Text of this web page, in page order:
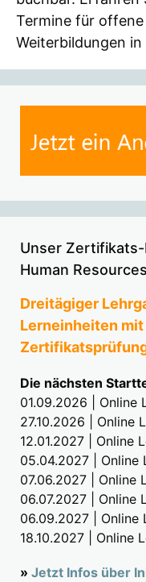
Termine für
Weiterbildungen
Unser
Human
Dreitägiger
Lerneinheiten
Die nächsten
01.09.2026 | Online
27.10.2026 | Online
12.01.2027 | Online
05.04.2027 | Online
07.06.2027 | Online
06.07.2027 | Online
06.09.2027 | Online
18.10.2027 | Online
» Jetzt Infos über